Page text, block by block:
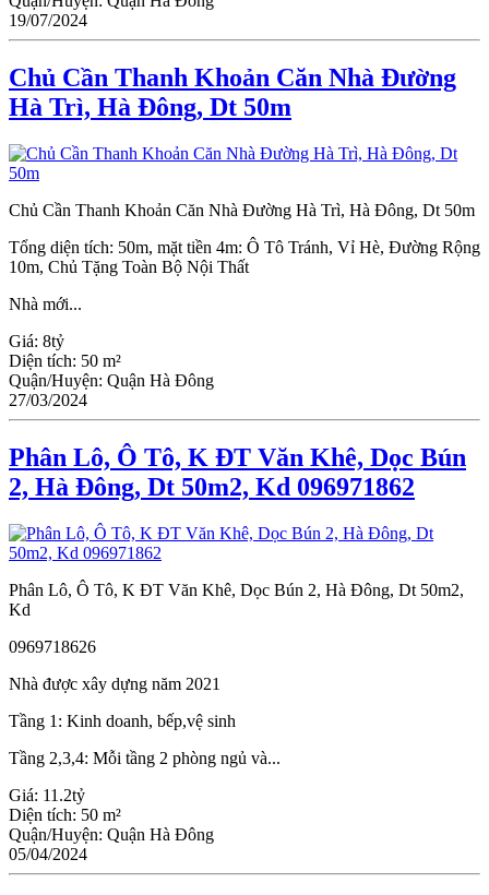
19/07/2024
Chủ Cần Thanh Khoản Căn Nhà Đường
Hà Trì, Hà Đông, Dt 50m
Chủ Cần Thanh Khoản Căn Nhà Đường Hà Trì, Hà Đông, Dt 50m
Tổng diện tích: 50m, mặt tiền 4m: Ô Tô Tránh, Vỉ Hè, Đường Rộng
10m, Chủ Tặng Toàn Bộ Nội Thất
Nhà mới...
Giá: 8tỷ
Diện tích: 50 m²
Quận/Huyện: Quận Hà Đông
27/03/2024
Phân Lô, Ô Tô, K ĐT Văn Khê, Dọc Bún
2, Hà Đông, Dt 50m2, Kd 096971862
Phân Lô, Ô Tô, K ĐT Văn Khê, Dọc Bún 2, Hà Đông, Dt 50m2,
Kd
0969718626
Nhà được xây dựng năm 2021
Tầng 1: Kinh doanh, bếp,vệ sinh
Tầng 2,3,4: Mỗi tầng 2 phòng ngủ và...
Giá: 11.2tỷ
Diện tích: 50 m²
Quận/Huyện: Quận Hà Đông
05/04/2024